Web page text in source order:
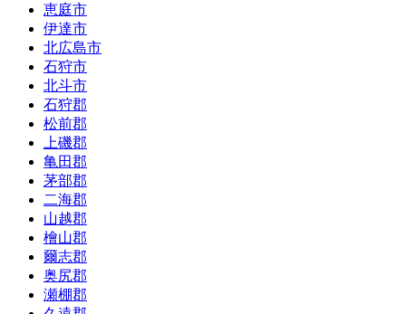
恵庭市
伊達市
北広島市
石狩市
北斗市
石狩郡
松前郡
上磯郡
亀田郡
茅部郡
二海郡
山越郡
檜山郡
爾志郡
奥尻郡
瀬棚郡